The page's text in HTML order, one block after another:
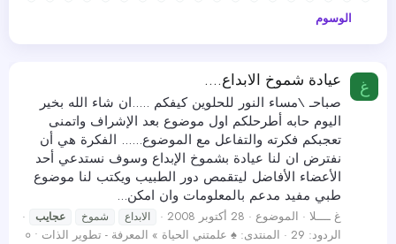
الوسوم
غ عيادة شموخ الابداع....
صباحـ \مساء النور للحلوين كيفكم .....ان شاء الله بخير
اليوم حابه أطرحلكم اول موضوع بعد الإشراف واتمنى
تعجبكم فكرته والتفاعل مع الموضوع...... الفكرة هي أن
نفترض ان لنا عيادة بشموخ الإبداع وسوف نستدعي أحد
الأعضاء الأفاضل ليتقمص دور الطبيب ويكتب لنا موضوع
طبي مفيد مدعم بالمعلومات وان امكن...
غ ــــلا الموضوع 28 أكتوبر 2008 الابداع شموخ عجايب
الردود: 29 المنتدى: ♠ علمتني الحياة » المعرفة - تطوير الذات • ०